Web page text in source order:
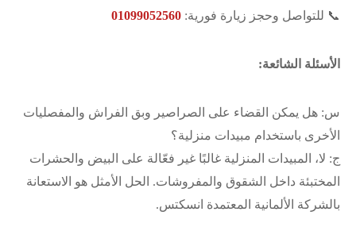
📞 للتواصل وحجز زيارة فورية: 01099052560
الأسئلة الشائعة:
س: هل يمكن القضاء على الصراصير وبق الفراش والمفصليات
الأخرى باستخدام مبيدات منزلية؟
ج: لا، المبيدات المنزلية غالبًا غير فعّالة على البيض والحشرات
المختبئة داخل الشقوق والمفروشات. الحل الأمثل هو الاستعانة
بالشركة الألمانية المعتمدة انسكتس.